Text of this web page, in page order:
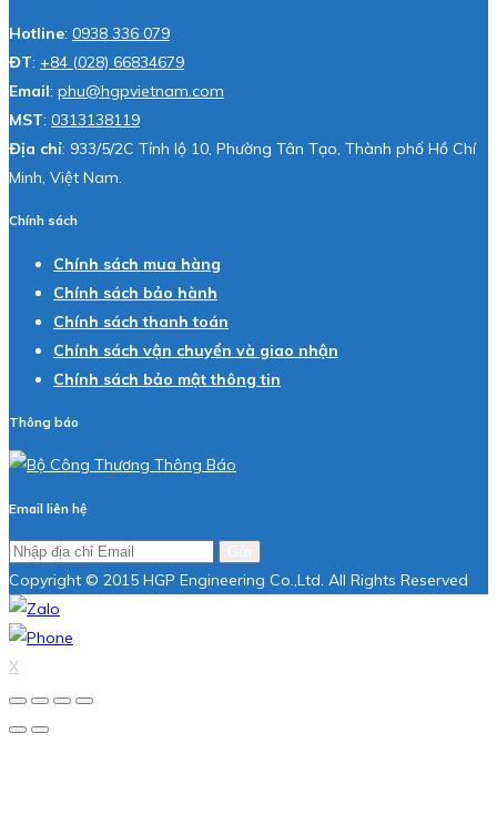
Hotline: 0938 336 079
ĐT: +84 (028) 66834679
Email: phu@hgpvietnam.com
MST: 0313138119
Địa chỉ: 933/5/2C Tỉnh lộ 10, Phường Tân Tạo, Thành phố Hồ Chí
Minh, Việt Nam.
Chính sách
Chính sách mua hàng
Chính sách bảo hành
Chính sách thanh toán
Chính sách vận chuyển và giao nhận
Chính sách bảo mật thông tin
Thông báo
Email liên hệ
Copyright © 2015 HGP Engineering Co.,Ltd. All Rights Reserved
X